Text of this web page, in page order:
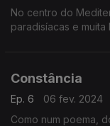
No centro do
paradisíacas e muita
Constância
Ep. 6
06 fev. 2024
Como num poema,